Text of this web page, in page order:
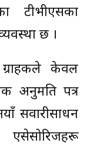
टीभीएसका
छ ।
केवल
अनुमति पत्र
सवारीसाधन